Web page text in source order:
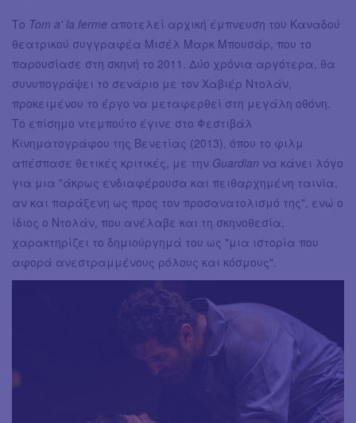
Το Tom a' la ferme αποτελεί αρχική έμπνευση του Καναδού
θεατρικού συγγραφέα Μισέλ Μαρκ Μπουσάρ, που το
παρουσίασε στη σκηνή το 2011. Δύο χρόνια αργότερα, θα
συνυπογράψει το σενάριο με τον Χαβιέρ Ντολάν,
προκειμένου το έργο να μεταφερθεί στη μεγάλη οθόνη.
Το επίσημο ντεμπούτο έγινε στο Φεστιβάλ
Κινηματογράφου της Βενετίας (2013), όπου το φιλμ
απέσπασε θετικές κριτικές, με την Guardian να κάνει λόγο
για μια "άκρως ενδιαφέρουσα και πειθαρχημένη ταινία,
αν και παράξενη ως προς τον προσανατολισμό της", ενώ ο
ίδιος ο Ντολάν, που ανέλαβε και τη σκηνοθεσία,
χαρακτηρίζει το δημιούργημά του ως "μια ιστορία που
αφορά ανεστραμμένους ρόλους και κόσμους".